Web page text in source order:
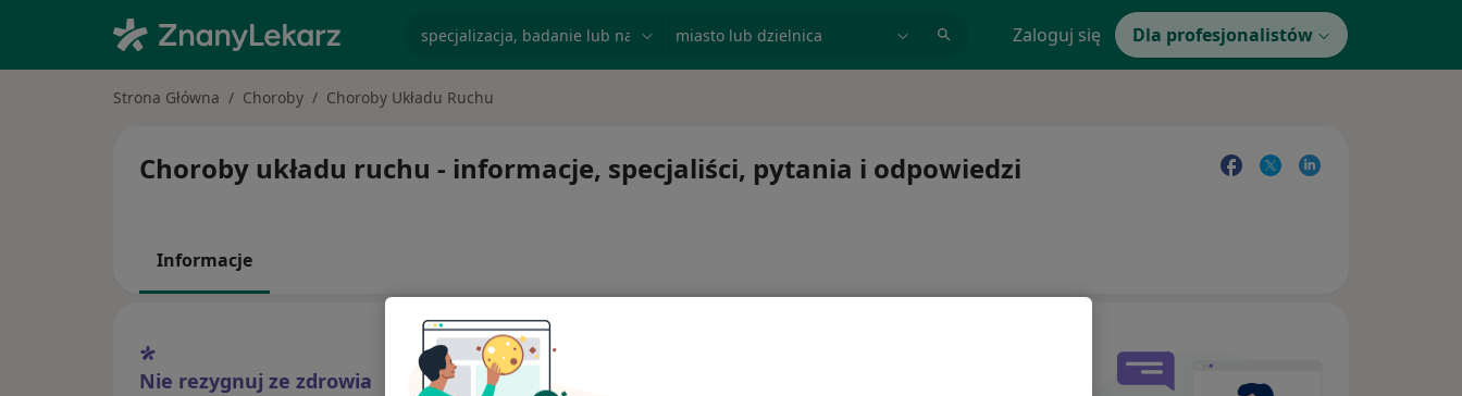
Zaloguj się Dla profesjonalistów
Strona Główna Choroby Choroby Układu Ruchu
Choroby układu ruchu - informacje, specjaliści, pytania i odpowiedzi
Informacje
Nie rezygnuj ze zdrowia